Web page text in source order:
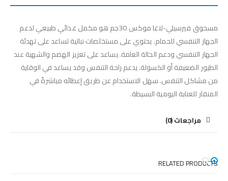
مسحوق فيرسيلي-لاغا موكس 30جم هو مكمل غذائي طبيعي لدعم
الجهاز التنفسي للحمام. يحتوي على مستخلصات نباتية تساعد على تهدئة
الجهاز التنفسي ودعم الحالة العامة. يساعد على تعزيز الهضم والشهية عند
الطيور الضعيفة أو الكسولة. يدعم راحة التنفس وقد يساعد في الوقاية
من مشاكل التنفس. سهل الاستخدام عن طريق إعطائه مباشرةً في
المنقار للعناية اليومية البسيطة.
مراجعات (0)
RELATED PRODUCTS